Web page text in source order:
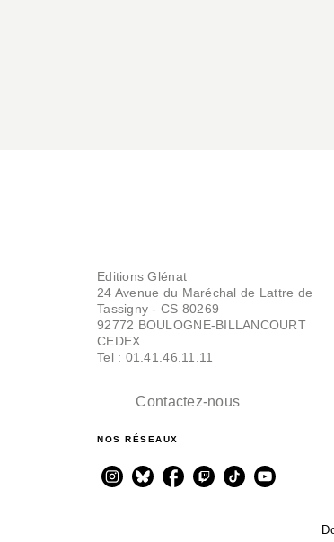
Editions Glénat
24 Avenue du Maréchal de Lattre de
Tassigny - CS 80269
92772 BOULOGNE-BILLANCOURT
CEDEX
Tel : 01.41.46.11.11
Contactez-nous
NOS RÉSEAUX